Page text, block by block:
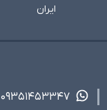
ایران
۰۹۳۵۱۴۵۳۳۴۷